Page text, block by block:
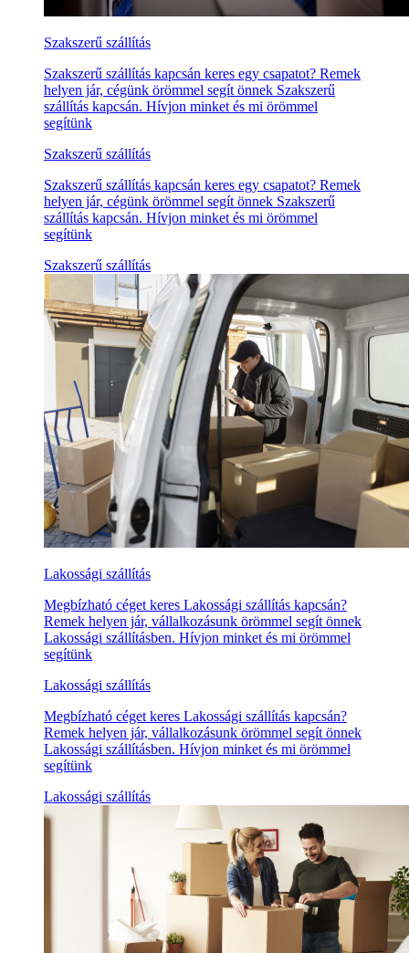
Szakszerű szállítás
Szakszerű szállítás kapcsán keres egy csapatot? Remek
helyen jár, cégünk örömmel segít önnek Szakszerű
szállítás kapcsán. Hívjon minket és mi örömmel
segítünk
Szakszerű szállítás
Szakszerű szállítás kapcsán keres egy csapatot? Remek
helyen jár, cégünk örömmel segít önnek Szakszerű
szállítás kapcsán. Hívjon minket és mi örömmel
segítünk
Szakszerű szállítás
Lakossági szállítás
Megbízható céget keres Lakossági szállítás kapcsán?
Remek helyen jár, vállalkozásunk örömmel segít önnek
Lakossági szállításben. Hívjon minket és mi örömmel
segítünk
Lakossági szállítás
Megbízható céget keres Lakossági szállítás kapcsán?
Remek helyen jár, vállalkozásunk örömmel segít önnek
Lakossági szállításben. Hívjon minket és mi örömmel
segítünk
Lakossági szállítás